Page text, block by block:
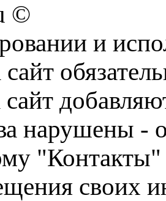
©
и
сайт
нарушены -
"Контакты"
своих